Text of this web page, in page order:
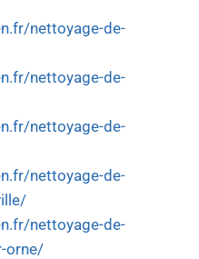
nettoyage-de-
nettoyage-de-
nettoyage-de-
nettoyage-de-
nettoyage-de-
orne/